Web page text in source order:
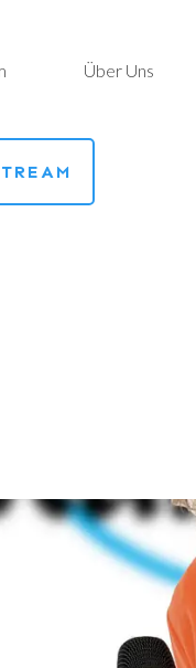
Über Uns